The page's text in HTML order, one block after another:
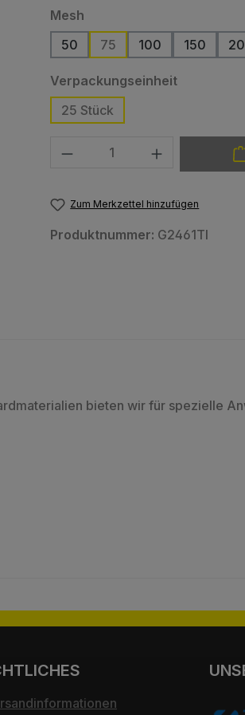
Mesh
50
75 100 150
Verpackungseinheitauswählen
25 Stück
Produkt Anzahl: Gib den
Zum Merkzettel hinzufügen
Produktnummer: G2461TI
bieten wir für spezielle